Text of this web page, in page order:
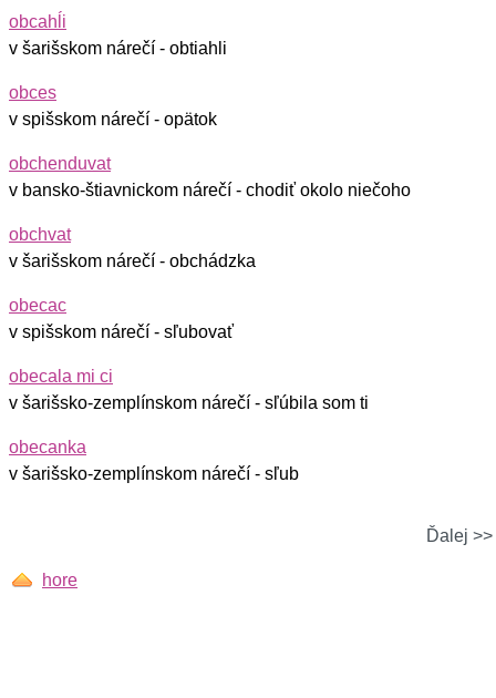
obcahĺi
v šarišskom nárečí - obtiahli
obces
v spišskom nárečí - opätok
obchenduvat
v bansko-štiavnickom nárečí - chodiť okolo niečoho
obchvat
v šarišskom nárečí - obchádzka
obecac
v spišskom nárečí - sľubovať
obecala mi ci
v šarišsko-zemplínskom nárečí - sľúbila som ti
obecanka
v šarišsko-zemplínskom nárečí - sľub
Ďalej >>
hore